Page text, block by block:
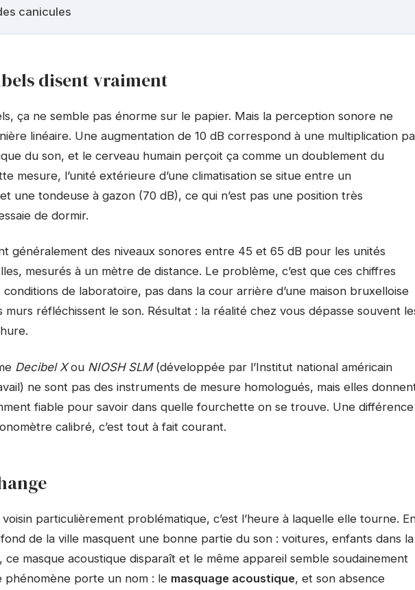
canicules
disent vraiment
ça ne semble pas énorme sur le papier. Mais la perception sonore ne
linéaire. Une augmentation de 10 dB correspond à une multiplication
du son, et le cerveau humain perçoit ça comme un doublement du
mesure, l’unité extérieure d’une climatisation se situe entre un
une tondeuse à gazon (70 dB), ce qui n’est pas une position très
de dormir.
généralement des niveaux sonores entre 45 et 65 dB pour les unités
mesurés à un mètre de distance. Le problème, c’est que ces chiffres
de laboratoire, pas dans la cour arrière d’une maison bruxelloise
réfléchissent le son. Résultat : la réalité chez vous dépasse souvent
Decibel Xou NIOSH SLM(développée par l’Institut national américain
ne sont pas des instruments de mesure homologués, mais elles
fiable pour savoir dans quelle fourchette on se trouve. Une différence
calibré, c’est tout à fait courant.
particulièrement problématique, c’est l’heure à laquelle elle tourne.
de la ville masquent une bonne partie du son : voitures, enfants dans la
ce masque acoustique disparaît et le même appareil semble soudainement
phénomène porte un nom : le masquage acoustique, et son absence